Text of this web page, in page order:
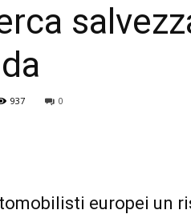
937 0
europei un